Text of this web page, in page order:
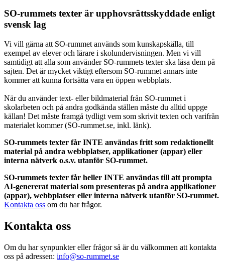
SO-rummets texter är upphovsrättsskyddade enligt
svensk lag
Vi vill gärna att SO-rummet används som kunskapskälla, till
exempel av elever och lärare i skolundervisningen. Men vi vill
samtidigt att alla som använder SO-rummets texter ska läsa dem på
sajten. Det är mycket viktigt eftersom SO-rummet annars inte
kommer att kunna fortsätta vara en öppen webbplats.
När du använder text- eller bildmaterial från SO-rummet i
skolarbeten och på andra godkända ställen måste du alltid uppge
källan! Det måste framgå tydligt vem som skrivit texten och varifrån
materialet kommer (SO-rummet.se, inkl. länk).
SO-rummets texter får INTE användas fritt som redaktionellt
material på andra webbplatser, applikationer (appar) eller
interna nätverk o.s.v. utanför SO-rummet.
SO-rummets texter får heller INTE användas till att prompta
AI-genererat material som presenteras på andra applikationer
(appar), webbplatser eller interna nätverk utanför SO-rummet.
Kontakta oss om du har frågor.
Kontakta oss
Om du har synpunkter eller frågor så är du välkommen att kontakta
oss på adressen: info@so-rummet.se